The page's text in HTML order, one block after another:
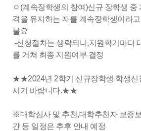
ㅇ(계속장학생의 참여)신규 장학생 중
격을 유지하는 자를 계속장학생이라
불요
-신청절차는 생략되나,지원학기마다
를 거쳐 최종 지원여부 결정
★★2024년 2학기 신규장학생 학생신
시기 바랍니다.★★
※대학심사 및 추천,대학추천자 보증
간 등 일정은 추후 안내 예정